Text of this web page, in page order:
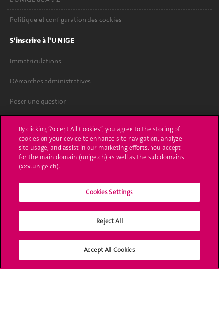
Politique et configuration des cookies
S'inscrire à l'UNIGE
Immatriculations
Démarches administratives
Poser une question
UNIGE Mobile
Médias
Offres d'emploi
Bibliothèque
Médias sociaux UNIGE
By clicking “Accept All Cookies”, you agree to the storing of
cookies on your device to enhance site navigation, analyze
site usage, and assist in our marketing efforts. You accept
for the main domain (unige.ch) as well as the sub domains
(xxx.unige.ch).
Cookies Settings
Reject All
Accept All Cookies